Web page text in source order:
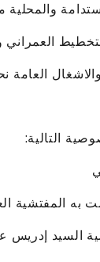
العمراني
التالية:
به المفتشية
السيد إدريس